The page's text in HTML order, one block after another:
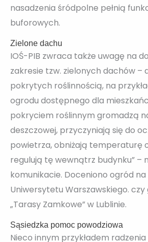
nasadzenia śródpolne pełnią
buforowych.
Zielone dachu
IOŚ-PIB zwraca także uwagę na
zakresie tzw. zielonych dachów –
pokrytych roślinnością, na
ogrodu dostępnego dla
pokryciem roślinnym gromadzą
deszczowej, przyczyniają się do
powietrza, obniżają temperaturę
regulują tę wewnątrz budynku” –
komunikacie. Doceniono ogród
Uniwersytetu Warszawskiego.
„Tarasy Zamkowe” w Lublinie.
Sąsiedzka pomoc powodziowa
Nieco innym przykładem radzenia